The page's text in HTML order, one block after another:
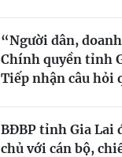
“Người dân,
Chính quyền tỉnh
Tiếp nhận câu hỏi
BĐBP tỉnh Gia Lai
chủ với cán bộ,